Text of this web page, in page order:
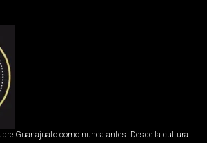
Guanajuato como nunca antes. Desde la cultura